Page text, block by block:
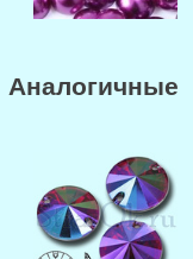
Аналогичные